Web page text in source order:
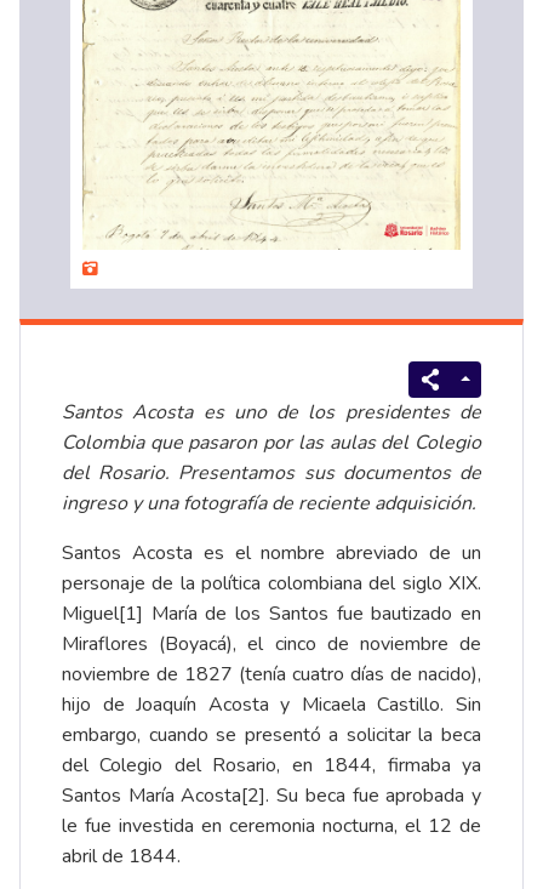
Santos Acosta es uno de los presidentes de
Colombia que pasaron por las aulas del Colegio
del Rosario. Presentamos sus documentos de
ingreso y una fotografía de reciente adquisición.
Santos Acosta es el nombre abreviado de un
personaje de la política colombiana del siglo XIX.
Miguel[1] María de los Santos fue bautizado en
Miraflores (Boyacá), el cinco de noviembre de
noviembre de 1827 (tenía cuatro días de nacido),
hijo de Joaquín Acosta y Micaela Castillo. Sin
embargo, cuando se presentó a solicitar la beca
del Colegio del Rosario, en 1844, firmaba ya
Santos María Acosta[2]. Su beca fue aprobada y
le fue investida en ceremonia nocturna, el 12 de
abril de 1844.